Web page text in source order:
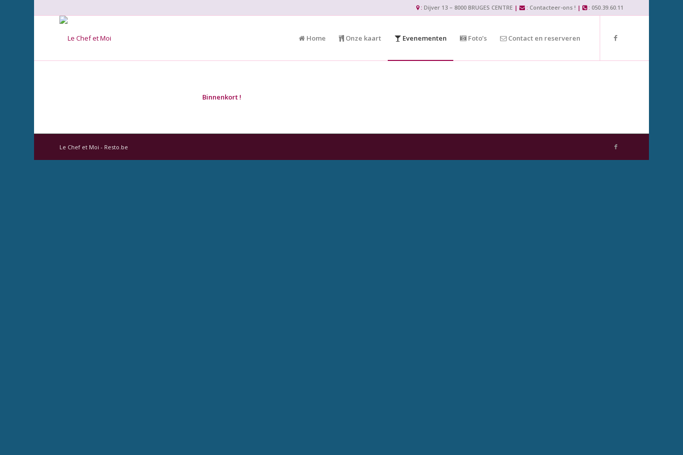
: Dijver 13 – 8000 BRUGES CENTRE| : Contacteer-ons ! | : 050.39.60.11
Home Onze kaart Evenementen Foto’s Contact en reserveren
Binnenkort !
Le Chef et Moi - Resto.be